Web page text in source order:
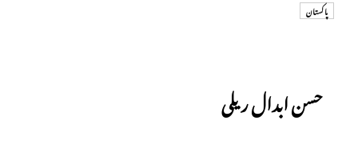
پاکستان
حسن ابدال ریلی